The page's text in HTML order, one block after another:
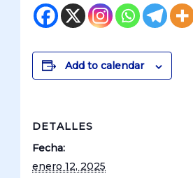
Add to calendar
DETALLES
Fecha:
enero 12, 2025